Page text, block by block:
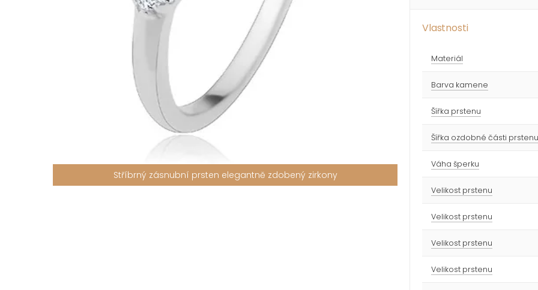
Stříbrný zásnubní prsten elegantně zdobený zirkony
Vlastnosti
Materiál
Barva kamene
Šířka prstenu
Šířka ozdobné části prstenu
Váha šperku
Velikost prstenu
Velikost prstenu
Velikost prstenu
Velikost prstenu